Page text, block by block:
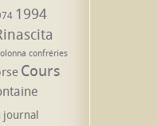
1994
confréries
Cours
journal